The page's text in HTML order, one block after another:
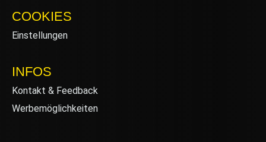
COOKIES
Einstellungen
INFOS
Kontakt & Feedback
Werbemöglichkeiten